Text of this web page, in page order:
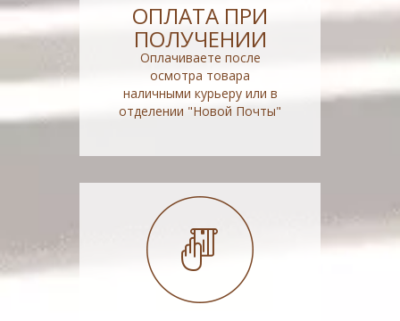
ОПЛАТА ПРИ
ПОЛУЧЕНИИ
Оплачиваете после
осмотра товара
наличными курьеру или в
отделении "Новой Почты"